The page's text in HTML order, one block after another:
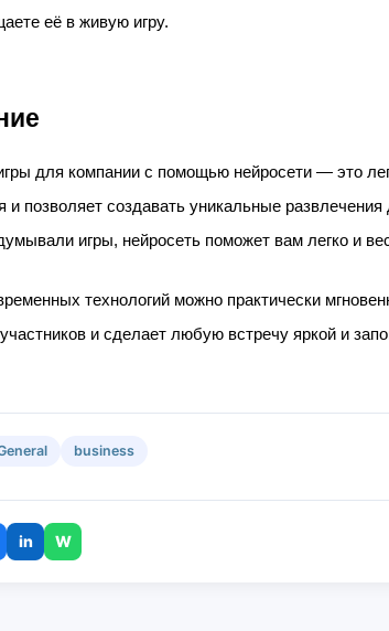
её в живую игру.
для компании с помощью нейросети — это
и позволяет создавать уникальные
игры, нейросеть поможет вам легко и
технологий можно практически
и сделает любую встречу яркой и
business
in W